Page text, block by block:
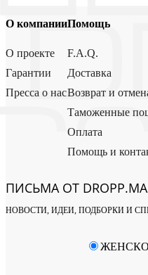
О компании
О проекте
Гарантии
Пресса о нас
Помощь
F.A.Q.
Доставка
Возврат и
Таможенные
Оплата
Помощь и
ПИСЬМА ОТ
НОВОСТИ, ИДЕИ, ПОДБОРКИ И